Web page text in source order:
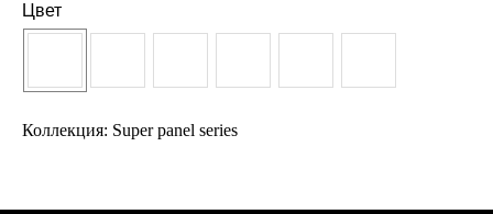
Цвет
Коллекция: Super panel series